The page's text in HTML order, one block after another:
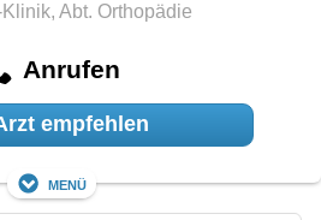
Klinik, Abt. Orthopädie
Anrufen
empfehlen
Menü